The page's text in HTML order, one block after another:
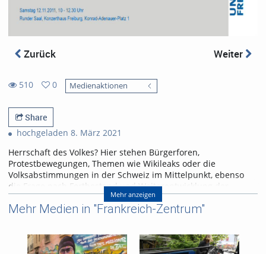
Zurück Weiter
510
views
0
favorites
Medienaktionen
Share
hochgeladen 8. März 2021
Herrschaft des Volkes? Hier stehen Bürgerforen,
Protestbewegungen, Themen wie Wikileaks oder die
Volksabstimmungen in der Schweiz im Mittelpunkt, ebenso
die Frage nach Fortbestand und Weiterentwicklung der
Demokratie. Kann das Schweizer Modell der direkten
Demokratie ein Vorbild für Europa sein? Nähern sich die
beiden Gesellschaften? Hat der Protest bloße Ventilfunktion
Mehr anzeigen
Mehr Medien in "Frankreich-Zentrum"